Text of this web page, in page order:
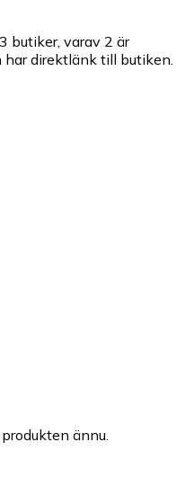
butiker, varav 2 är
direktlänk till butiken.
ännu.